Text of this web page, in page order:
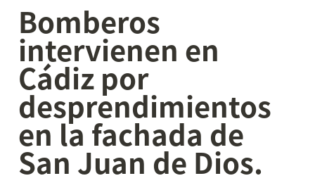
Bomberos
intervienen en
Cádiz por
desprendimientos
en la fachada de
San Juan de Dios.